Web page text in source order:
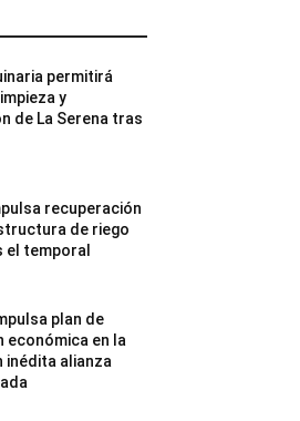
permitirá
y
de La Serena tras
recuperación
de riego
el temporal
plan de
económica en la
inédita alianza